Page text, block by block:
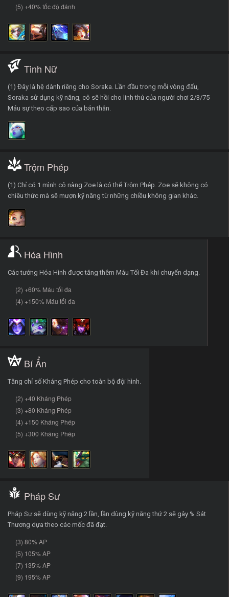
(5) +40% tốc độ đánh
Tinh Nữ
(1) Đây là hệ dành riêng cho Soraka. Lần đầu trong mỗi vòng đấu,
Soraka sử dụng kỹ năng, cô sẽ hồi cho linh thú của người chơi 2/3/75
Máu sự theo cấp sao của bản thân.
Trộm Phép
(1) Chỉ có 1 mình cô nàng Zoe là có thể Trộm Phép. Zoe sẽ không có
chiêu thức mà sẽ mượn kỹ năng từ những chiều không gian khác.
Hóa Hình
Các tướng Hóa Hình được tăng thêm Máu Tối Đa khi chuyển dạng.
(2) +60% Máu tối đa
(4) +150% Máu tối đa
Bí Ẩn
Tăng chỉ số Kháng Phép cho toàn bộ đội hình.
(2) +40 Kháng Phép
(3) +80 Kháng Phép
(4) +150 Kháng Phép
(5) +300 Kháng Phép
Pháp Sư
Pháp Sư sẽ dùng kỹ năng 2 lần, lần dùng kỹ năng thứ 2 sẽ gây % Sát
Thương dựa theo các mốc đã đạt.
(3) 80% AP
(5) 105% AP
(7) 135% AP
(9) 195% AP